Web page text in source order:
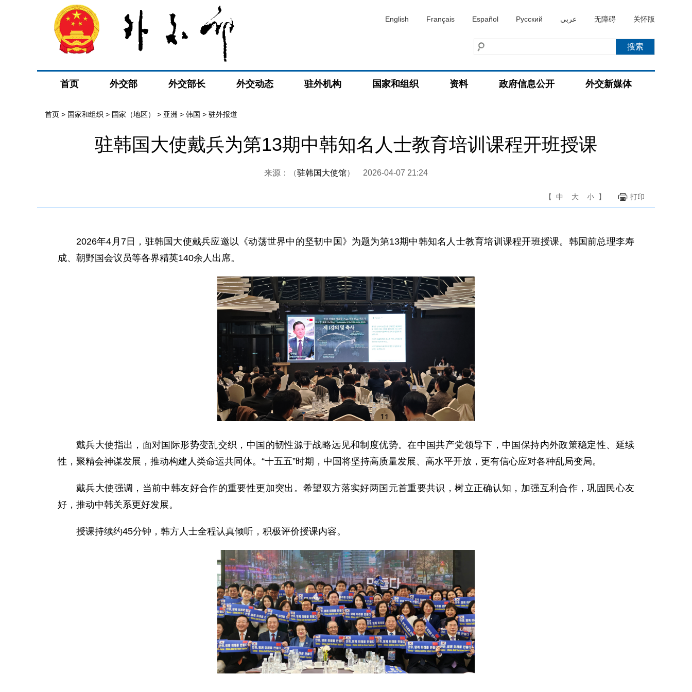
English Français Español Русский عربي 无障碍 关怀版
首页 外交部 外交部长 外交动态 驻外机构 国家和组织 资料 政府信息公开 外交新媒体
首页 > 国家和组织 > 国家（地区） > 亚洲 > 韩国 > 驻外报道
驻韩国大使戴兵为第13期中韩知名人士教育培训课程开班授课
来源：（驻韩国大使馆） 2026-04-07 21:24
【 中 大 小 】 打印
2026年4月7日，驻韩国大使戴兵应邀以《动荡世界中的坚韧中国》为题为第13期中韩知名人士教育培训课程开班授课。韩国前总理李寿
成、朝野国会议员等各界精英140余人出席。
戴兵大使指出，面对国际形势变乱交织，中国的韧性源于战略远见和制度优势。在中国共产党领导下，中国保持内外政策稳定性、延续
性，聚精会神谋发展，推动构建人类命运共同体。“十五五”时期，中国将坚持高质量发展、高水平开放，更有信心应对各种乱局变局。
戴兵大使强调，当前中韩友好合作的重要性更加突出。希望双方落实好两国元首重要共识，树立正确认知，加强互利合作，巩固民心友
好，推动中韩关系更好发展。
授课持续约45分钟，韩方人士全程认真倾听，积极评价授课内容。